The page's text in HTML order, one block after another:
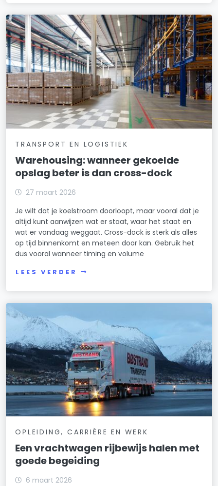
TRANSPORT EN LOGISTIEK
Warehousing: wanneer gekoelde
opslag beter is dan cross-dock
27 maart 2026
Je wilt dat je koelstroom doorloopt, maar vooral dat je
altijd kunt aanwijzen wat er staat, waar het staat en
wat er vandaag weggaat. Cross-dock is sterk als alles
op tijd binnenkomt en meteen door kan. Gebruik het
dus vooral wanneer timing en volume
LEES VERDER
OPLEIDING, CARRIÈRE EN WERK
Een vrachtwagen rijbewijs halen met
goede begeiding
6 maart 2026